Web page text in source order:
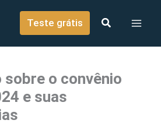
Teste grátis
sobre o convênio
e suas